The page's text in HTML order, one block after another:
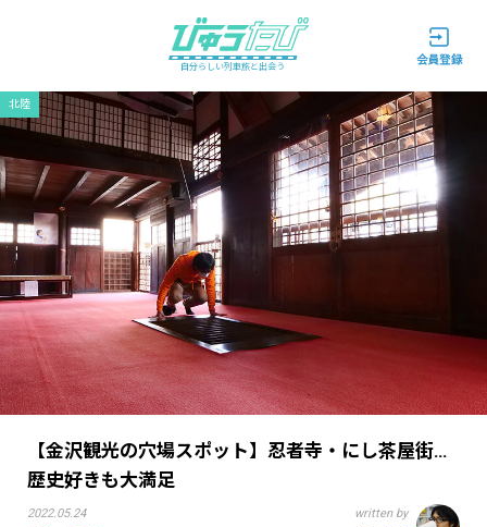
自分らしい列車旅と出会う
北陸
【金沢観光の穴場スポット】忍者寺・にし茶屋街…
歴史好きも大満足
2022.05.24 written by